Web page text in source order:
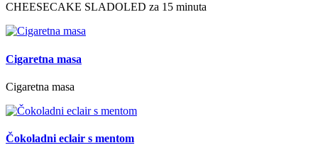
CHEESECAKE SLADOLED za 15 minuta
Cigaretna masa
Cigaretna masa
Čokoladni eclair s mentom